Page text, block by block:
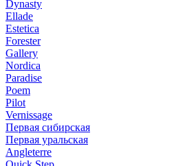
Dynasty
Ellade
Estetica
Forester
Gallery
Nordica
Paradise
Poem
Pilot
Vernissage
Первая сибирская
Первая уральская
Angleterre